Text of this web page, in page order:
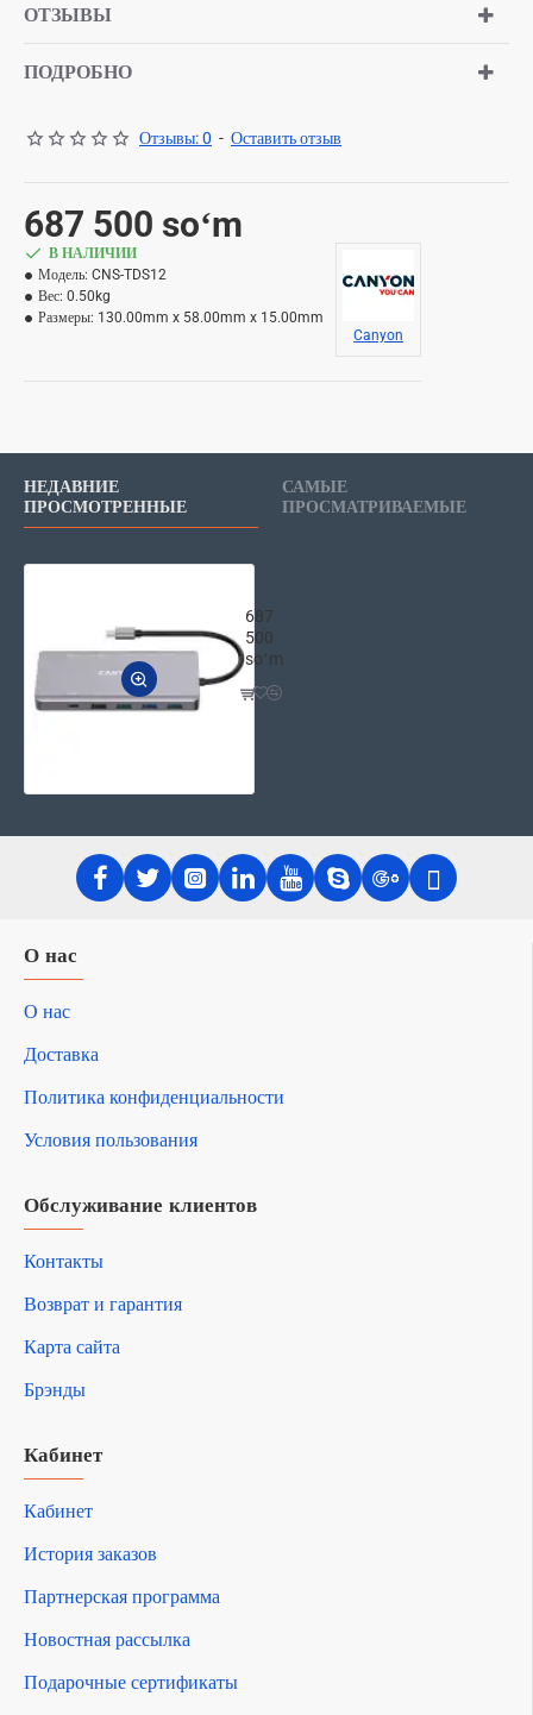
ОТЗЫВЫ
ПОДРОБНО
Отзывы: 0 - Оставить отзыв
687 500 soʻm
В НАЛИЧИИ
Модель: CNS-TDS12
Вес: 0.50kg
Размеры: 130.00mm x 58.00mm x 15.00mm
Canyon
НЕДАВНИЕ
ПРОСМОТРЕННЫЕ
САМЫЕ
ПРОСМАТРИВАЕМЫЕ
687
500
soʻm
О нас
О нас
Доставка
Политика конфиденциальности
Условия пользования
Обслуживание клиентов
Контакты
Возврат и гарантия
Карта сайта
Брэнды
Кабинет
Кабинет
История заказов
Партнерская программа
Новостная рассылка
Подарочные сертификаты